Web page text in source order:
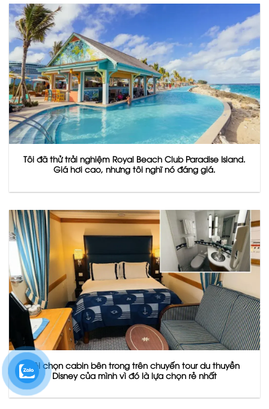
Tôi đã thử trải nghiệm Royal Beach Club Paradise Island.
Giá hơi cao, nhưng tôi nghĩ nó đáng giá.
Tôi chọn cabin bên trong trên chuyến tour du thuyền
Disney của mình vì đó là lựa chọn rẻ nhất